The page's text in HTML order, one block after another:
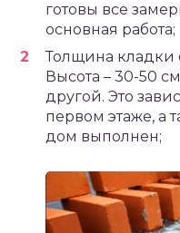
готовы все
основная работа;
Толщина кладки
Высота – 30-50
другой. Это
первом этаже, а
дом выполнен;